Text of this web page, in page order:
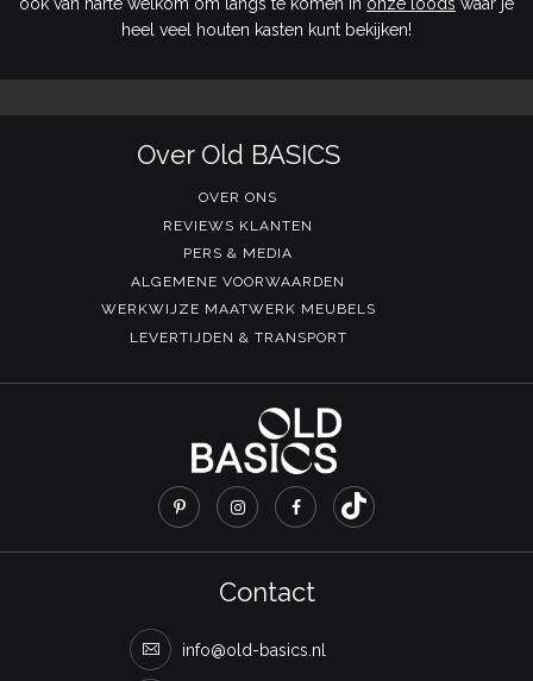
heel veel houten kasten kunt bekijken!
Over Old BASICS
OVER ONS
REVIEWS KLANTEN
PERS & MEDIA
ALGEMENE VOORWAARDEN
WERKWIJZE MAATWERK MEUBELS
LEVERTIJDEN & TRANSPORT
Contact
info@old-basics.nl